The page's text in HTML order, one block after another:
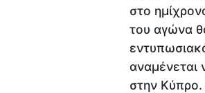
στο
του αγώνα
αναμένεται
στην Κύπρο.